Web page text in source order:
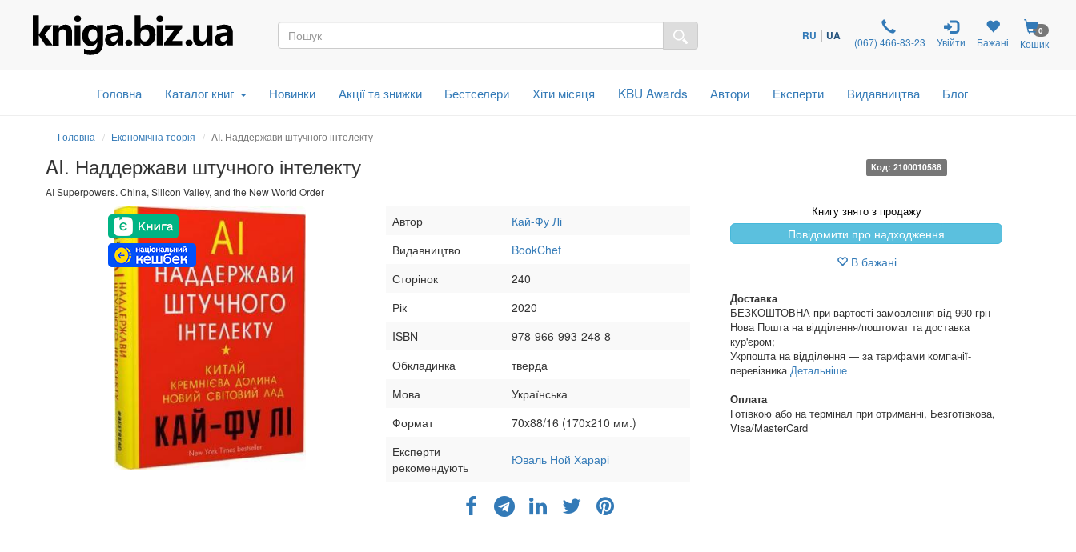
RU | UA (067) 466-83-23 Увійти Бажані
0
Кошик
Головна Каталог книг Новинки Акції та знижки Бестселери Хіти місяця KBU Awards Автори Експерти Видавництва Блог
Головна Економічна теорія AI. Наддержави штучного інтелекту
AI. Наддержави штучного інтелекту
AI Superpowers. China, Silicon Valley, and the New World Order
Код: 2100010588
Книгу знято з продажу
Повідомити про надходження
В бажані
Доставка
БЕЗКОШТОВНА при вартості замовлення від 990 грн
Нова Пошта на відділення/поштомат та доставка
кур'єром;
Укрпошта на відділення — за тарифами компанії-
перевізника Детальніше
Оплата
Готівкою або на термінал при отриманні, Безготівкова,
Visa/MasterCard
Автор
Кай-Фу Лі
Видавництво
BookChef
Сторінок
240
Рік
2020
ISBN
978-966-993-248-8
Обкладинка
тверда
Мова
Українська
Формат
70x88/16 (170x210 мм.)
Експерти
рекомендують
Юваль Ной Харарі